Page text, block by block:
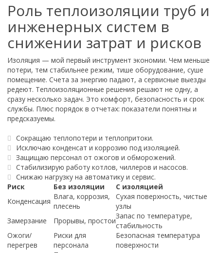
Роль теплоизоляции труб и
инженерных систем в
снижении затрат и рисков
Изоляция — мой первый инструмент экономии. Чем меньше
потери, тем стабильнее режим, тише оборудование, суше
помещение. Счета за энергию падают, а сервисные выезды
редеют. Теплоизоляционные решения решают не одну, а
сразу несколько задач. Это комфорт, безопасность и срок
службы. Плюс порядок в отчетах: показатели понятны и
предсказуемы.
Сокращаю теплопотери и теплопритоки.
Исключаю конденсат и коррозию под изоляцией.
Защищаю персонал от ожогов и обморожений.
Стабилизирую работу котлов, чиллеров и насосов.
Снижаю нагрузку на автоматику и сервис.
Риск
Без изоляции
С изоляцией
Конденсация
Влага, коррозия,
плесень
Сухая поверхность, чистые
узлы
Замерзание
Прорывы, простои
Запас по температуре,
стабильность
Ожоги/
перегрев
Риски для
персонала
Безопасная температура
поверхности